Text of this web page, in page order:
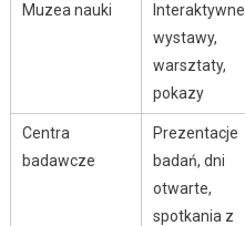
Muzea nauki
Interaktywne
wystawy,
warsztaty,
pokazy
Centra
badawcze
Prezentacje
badań, dni
otwarte,
spotkania z